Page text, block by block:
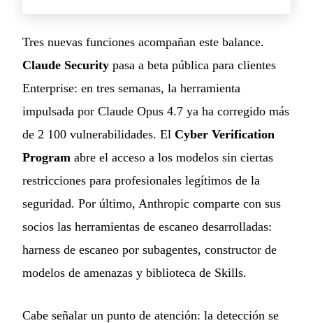
Tres nuevas funciones acompañan este balance.
Claude Security pasa a beta pública para clientes
Enterprise: en tres semanas, la herramienta
impulsada por Claude Opus 4.7 ya ha corregido más
de 2 100 vulnerabilidades. El Cyber Verification
Program abre el acceso a los modelos sin ciertas
restricciones para profesionales legítimos de la
seguridad. Por último, Anthropic comparte con sus
socios las herramientas de escaneo desarrolladas:
harness de escaneo por subagentes, constructor de
modelos de amenazas y biblioteca de Skills.
Cabe señalar un punto de atención: la detección se